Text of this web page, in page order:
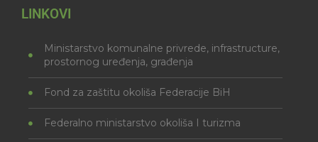
LINKOVI
Ministarstvo komunalne privrede, infrastructure,
prostornog uređenja, građenja
Fond za zaštitu okoliša Federacije BiH
Federalno ministarstvo okoliša I turizma